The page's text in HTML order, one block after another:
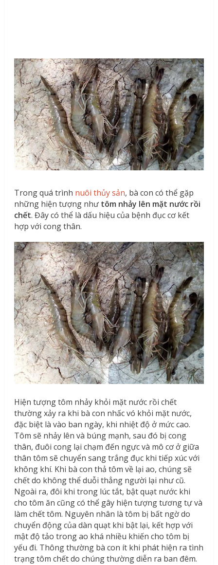
Trong quá trình nuôi thủy sản, bà con có thể gặp
những hiện tượng như tôm nhảy lên mặt nước rồi
chết. Đây có thể là dấu hiệu của bệnh đục cơ kết
hợp với cong thân.
Hiện tượng tôm nhảy khỏi mặt nước rồi chết
thường xảy ra khi bà con nhấc vó khỏi mặt nước,
đặc biệt là vào ban ngày, khi nhiệt độ ở mức cao.
Tôm sẽ nhảy lên và búng mạnh, sau đó bị cong
thân, đuôi cong lại chạm đến ngực và mô cơ ở giữa
thân tôm sẽ chuyển sang trắng đục khi tiếp xúc với
không khí. Khi bà con thả tôm về lại ao, chúng sẽ
chết do không thể duỗi thẳng người lại như cũ.
Ngoài ra, đôi khi trong lúc tắt, bật quạt nước khi
cho tôm ăn cũng có thể gây hiện tượng tương tự và
làm chết tôm. Nguyên nhân là tôm bị bất ngờ do
chuyển động của dàn quạt khi bật lại, kết hợp với
mật độ tảo trong ao khá nhiều khiến cho tôm bị
yếu đi. Thông thường bà con ít khi phát hiện ra tình
trạng tôm chết do chúng thường diễn ra ban đêm.